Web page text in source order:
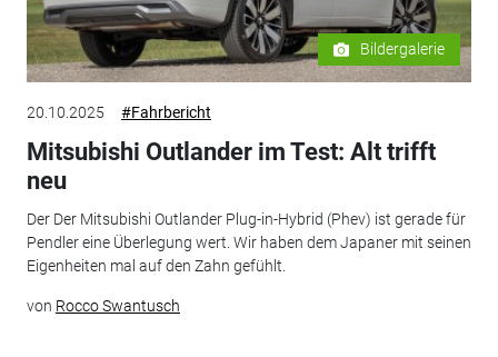
Bildergalerie
20.10.2025 #Fahrbericht
Mitsubishi Outlander im Test: Alt trifft
neu
Der Der Mitsubishi Outlander Plug-in-Hybrid (Phev) ist gerade für
Pendler eine Überlegung wert. Wir haben dem Japaner mit seinen
Eigenheiten mal auf den Zahn gefühlt.
von Rocco Swantusch